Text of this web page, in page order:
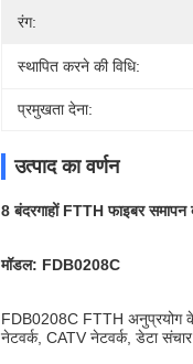
रंग:
स्थापित करने की विधि:
प्रमुखता देना:
उत्पाद का वर्णन
8 बंदरगाहों FTTH फाइबर समापन
मॉडल: FDB0208C
FDB0208C FTTH अनुप्रयोग के
नेटवर्क, CATV नेटवर्क, डेटा